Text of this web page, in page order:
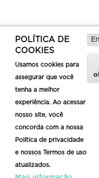
Sobre a Belotur
POLÍTICA DE
COOKIES
Usamos cookies para
assegurar que você
tenha a melhor
experiência. Ao acessar
nosso site, você
concorda com a nossa
Política de privacidade
e nossos Termos de uso
atualizados.